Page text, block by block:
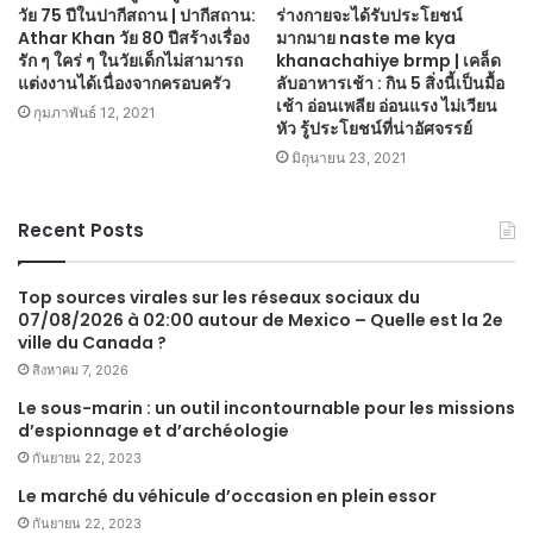
วัย 75 ปีในปากีสถาน | ปากีสถาน:
Athar Khan วัย 80 ปีสร้างเรื่อง
รัก ๆ ใคร่ ๆ ในวัยเด็กไม่สามารถ
แต่งงานได้เนื่องจากครอบครัว
กุมภาพันธ์ 12, 2021
ร่างกายจะได้รับประโยชน์
มากมาย naste me kya
khanachahiye brmp | เคล็ด
ลับอาหารเช้า : กิน 5 สิ่งนี้เป็นมื้อ
เช้า อ่อนเพลีย อ่อนแรง ไม่เวียน
หัว รู้ประโยชน์ที่น่าอัศจรรย์
มิถุนายน 23, 2021
Recent Posts
Top sources virales sur les réseaux sociaux du
07/08/2026 à 02:00 autour de Mexico – Quelle est la 2e
ville du Canada ?
สิงหาคม 7, 2026
Le sous-marin : un outil incontournable pour les missions
d’espionnage et d’archéologie
กันยายน 22, 2023
Le marché du véhicule d’occasion en plein essor
กันยายน 22, 2023